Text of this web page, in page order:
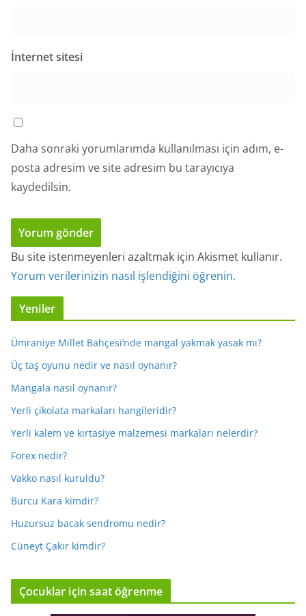
İnternet sitesi
Daha sonraki yorumlarımda kullanılması için adım, e-
posta adresim ve site adresim bu tarayıcıya
kaydedilsin.
Bu site istenmeyenleri azaltmak için Akismet kullanır.
Yorum verilerinizin nasıl işlendiğini öğrenin.
Yeniler
Ümraniye Millet Bahçesi’nde mangal yakmak yasak mı?
Üç taş oyunu nedir ve nasıl oynanır?
Mangala nasıl oynanır?
Yerli çikolata markaları hangileridir?
Yerli kalem ve kırtasiye malzemesi markaları nelerdir?
Forex nedir?
Vakko nasıl kuruldu?
Burcu Kara kimdir?
Huzursuz bacak sendromu nedir?
Cüneyt Çakır kimdir?
Çocuklar için saat öğrenme